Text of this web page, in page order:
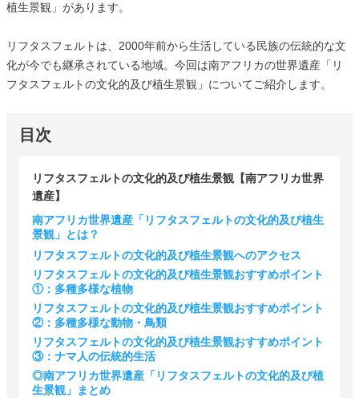
植生景観」があります。
リフタスフェルトは、2000年前から生活している民族の伝統的な文
化が今でも継承されている地域。今回は南アフリカの世界遺産「リ
フタスフェルトの文化的及び植生景観」についてご紹介します。
目次
リフタスフェルトの文化的及び植生景観【南アフリカ世界
遺産】
南アフリカ世界遺産「リフタスフェルトの文化的及び植生
景観」とは？
リフタスフェルトの文化的及び植生景観へのアクセス
リフタスフェルトの文化的及び植生景観おすすめポイント
①：多種多様な植物
リフタスフェルトの文化的及び植生景観おすすめポイント
②：多種多様な動物・鳥類
リフタスフェルトの文化的及び植生景観おすすめポイント
③：ナマ人の伝統的生活
◎南アフリカ世界遺産「リフタスフェルトの文化的及び植
生景観」まとめ